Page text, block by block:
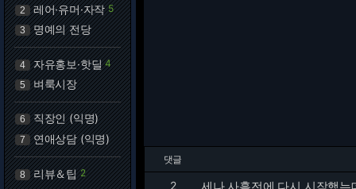
2 레어·유머·자작 5
3 명예의 전당
4 자유홍보·핫딜 4
5 벼룩시장
6 직장인 (익명)
7 연애상담 (익명)
8 리뷰＆팁 2
댓글
2